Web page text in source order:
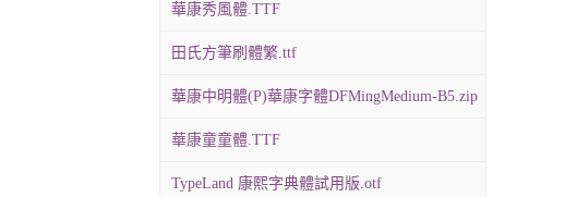
華康秀風體.TTF
田氏方筆刷體繁.ttf
華康中明體(P)華康字體DFMingMedium-B5.zip
華康童童體.TTF
TypeLand 康熙字典體試用版.otf